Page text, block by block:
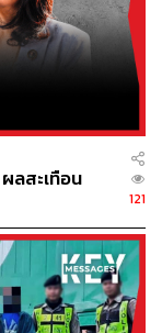
เบอร์ ยังออกมา
นใหม่กับผู้นำคน
าร์เมอร์ไปต่อไม่
ว่า ผู้ช่วย
นใจผู้นำอังกฤษที่
ช่น ริชาร์ด เฮ
และ สตีฟ รีด
นให้สตาร์เมอร์สู้
ลสะเทือน
121